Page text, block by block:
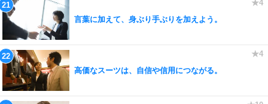
言葉に加えて、身ぶり手ぶりを加えよう。
高価なスーツは、自信や信用につながる。